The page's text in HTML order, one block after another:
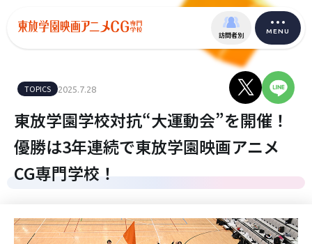
訪問者別 MENU
TOPICS 2025.7.28
東放学園学校対抗“大運動会”を開催！
優勝は3年連続で東放学園映画アニメ
CG専門学校！